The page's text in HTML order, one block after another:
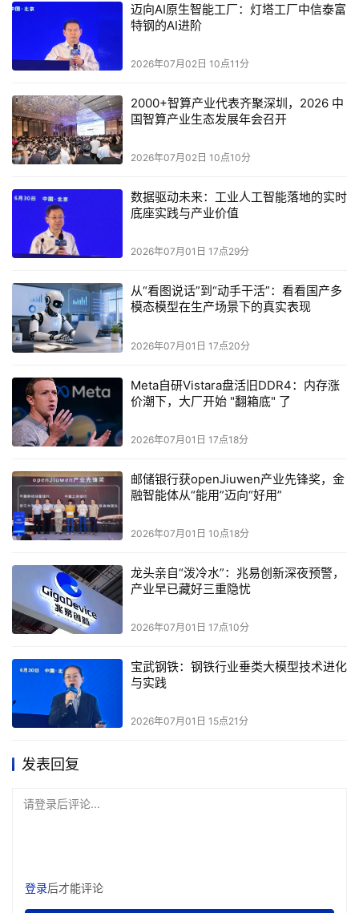
Arm：先是升级Neoverse V3内核，在Graviton4上落地
SVE2可变长向量，强化INT4/FP8低精度推理；更进一步打
破历史惯例，自研AGI专用数据中心CPU，砍掉多余超线
集群，Meta、Google Cloud已经率先完成规模化测试部
署。
三者的共识十分明确：下一代CPU不再只是通用计算芯片，
必须同时具备三大能力：复杂控制流处理能力、混合精度AI
张量计算能力、TB级弹性内存管理能力。
硬件迭代紧随负载变迁，CPU正式迈入AI原生时代
从英特尔至强6补齐AMX混合精度算力、铺开CXL内存池，
到AMD Zen5拉高混合负载IPC、扩充单机内存上限，再到
Arm自研AGI CPU直面智能体调度场景，一轮新的硬件军备
竞赛已经全面打响。这场竞争的核心不再是传统服务器跑
分，而是比拼谁能更好驾驭发散控制流、海量内存随机访
问、低比特量化推理、多实例并发隔离这四类新型AI负载。
GPU依然会牢牢占据基座模型训练与超高并发长文本生成场
自主智能体业务，正在源源不断把价值转移到CPU平台之
上。x86双雄守住企业数据中心与异构集群主机基本盘，
ARM依靠能效密度抢占云端与Agent高密度场景，三者共同
里不可替代的算力基石。
接下来，CPU竞争的胜负手，将落在内存互联、低精度指令
优化、微服务虚拟化、Agent集群调度这四大技术赛道。当
硬件架构完全对齐新型工作负载，CPU才真正走出GPU光
环的遮蔽，迎来属于自己的算力黄金周期。
迈向AI原生智能工厂：灯塔工厂中信泰富
特钢的AI进阶
2026年07月02日 10点11分
2000+智算产业代表齐聚深圳，2026 中
国智算产业生态发展年会召开
2026年07月02日 10点10分
数据驱动未来：工业人工智能落地的实时
底座实践与产业价值
2026年07月01日 17点29分
从“看图说话”到“动手干活”：看看国产多
模态模型在生产场景下的真实表现
2026年07月01日 17点20分
Meta自研Vistara盘活旧DDR4：内存涨
价潮下，大厂开始 "翻箱底" 了
2026年07月01日 17点18分
邮储银行获openJiuwen产业先锋奖，金
融智能体从“能用”迈向“好用”
2026年07月01日 10点18分
龙头亲自“泼冷水”：兆易创新深夜预警，
产业早已藏好三重隐忧
2026年07月01日 17点10分
宝武钢铁：钢铁行业垂类大模型技术进化
与实践
2026年07月01日 15点21分
发表回复
请登录后评论...
登录后才能评论